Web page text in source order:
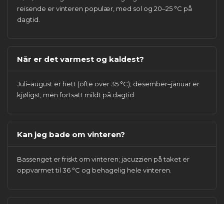
reisende er vinteren populær, med sol og 20–25 °C på
dagtid.
Når er det varmest og kaldest?
Juli–august er hett (ofte over 35 °C); desember–januar er
kjøligst, men fortsatt mildt på dagtid.
Kan jeg bade om vinteren?
Bassenget er friskt om vinteren; jacuzzien på taket er
oppvarmet til 36 °C og behagelig hele vinteren.